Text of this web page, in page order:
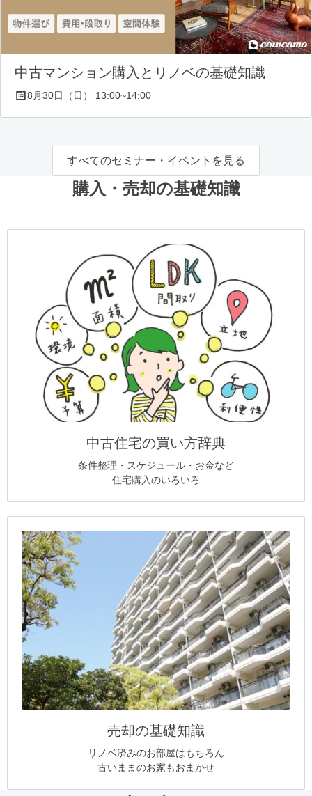
中古マンション購入とリノベの基礎知識
8月30日（日） 13:00~14:00
すべてのセミナー・イベントを見る
購入・売却の基礎知識
中古住宅の買い方辞典
条件整理・スケジュール・お金など
住宅購入のいろいろ
売却の基礎知識
リノベ済みのお部屋はもちろん
古いままのお家もおまかせ